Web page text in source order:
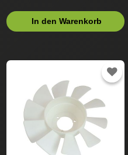
In den Warenkorb